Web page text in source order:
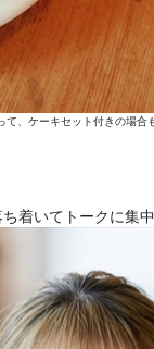
、ケーキセット付きの場合も
着いてトークに集